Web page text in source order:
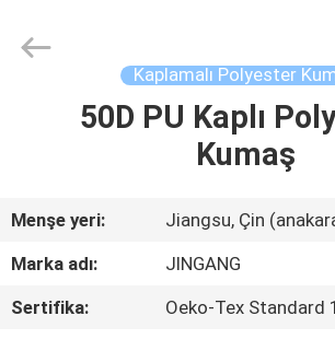
S
HAKKIMIZDA
Textile
Co.,Ltd.
Kaplamalı Polyester
50D PU Kaplı
Kumaş
Menşe yeri:
Jiangsu, Çin
Marka adı:
JINGANG
Sertifika:
Oeko-Tex Standard